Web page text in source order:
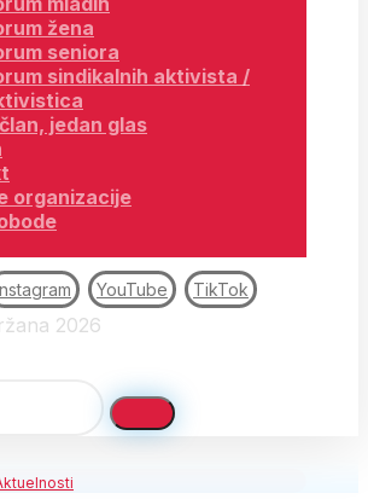
žena
seniora
sindikalnih aktivista /
jedan glas
organizacije
YouTube TikTok
2026